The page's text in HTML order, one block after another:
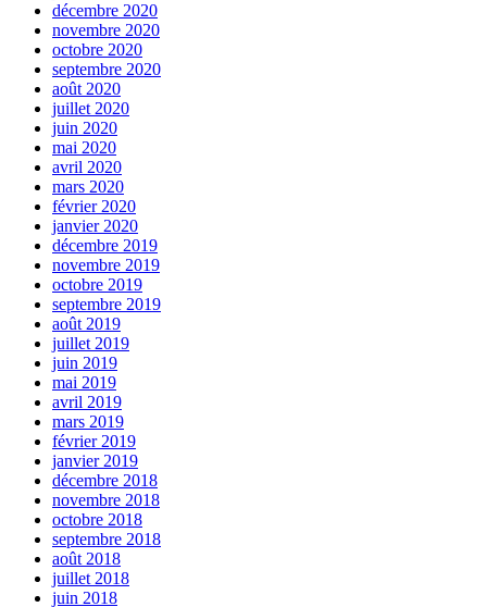
décembre 2020
novembre 2020
octobre 2020
septembre 2020
août 2020
juillet 2020
juin 2020
mai 2020
avril 2020
mars 2020
février 2020
janvier 2020
décembre 2019
novembre 2019
octobre 2019
septembre 2019
août 2019
juillet 2019
juin 2019
mai 2019
avril 2019
mars 2019
février 2019
janvier 2019
décembre 2018
novembre 2018
octobre 2018
septembre 2018
août 2018
juillet 2018
juin 2018